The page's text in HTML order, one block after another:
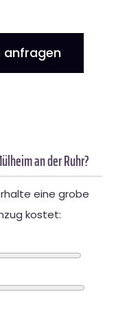
anfragen
an der Ruhr?
eine grobe
kostet: